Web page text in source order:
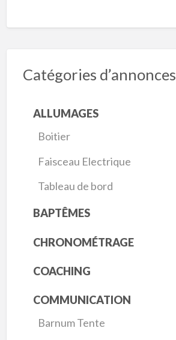
Catégories d’annonces
ALLUMAGES
Boitier
Faisceau Electrique
Tableau de bord
BAPTÊMES
CHRONOMÉTRAGE
COACHING
COMMUNICATION
Barnum Tente